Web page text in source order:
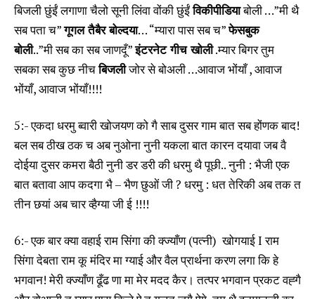
बिजली छुंईं लगाणा चैलो सूनी लिंवा वोंकी छुंईंविकीपीडियाबोली …”मी थै
सब पता च”गूगल तैबैर बोल्दया… “म्यारा पास सब च”फेसबुक
बोली..”मी सब का सब जाणदूँ”इंटरनेट गीच खोली.म्यार बिगर तुम
सबका सब कुछ नीचबिजलीजोर से बोअली …आवाज भोंयाँ , आवाज
भोंयाँ, आवाज भोंयाँ!!!!
5:- एकदा धरमु ब्वारी खोजयण को गै साब दुसर गाम बात सब होंणक बाद!
बल सब ठीख ठक च अब नुओना नुनी यकला बात कारन दयावा जब वै
दोईया दुसर कमरा बैठी नुनी डर डरी की धरमु थै पूछी.. नुनी : भैजी एक
बात बतावा आप कदगा भै – भैण छुओं जी ? धरमु : धत तेरिकी अब तक त
तीन छयां अब चार व्हैग्या जी ई !!!!
6:- एक बार क्या वहाई राम सिंगा की क्ज्याँण (पत्नी) खोगयाई I राम
सिंगा देबता राम कू मंदिर मा ग्याई और वैल प्रार्थना करण लगा कि हे
भगवान! मेरी क्ज्याँण ढूँढ णा मा मेर मदद कैर। तत्पर भगवान प्रकट वह्गै